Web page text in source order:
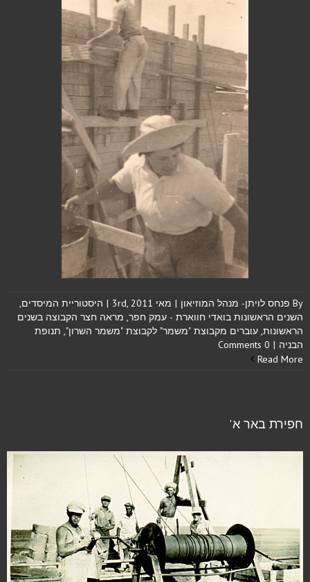
By פנחס לויתן- מנהל המוזיאון | מאי 3rd, 2011 | היסטוריית המיסדים,
השנים הראשונות בואדי חווארת - עמק חפר, מראה חצר הקבוצה בשנים
הראשונות, עוברים מקבוצת "משמר" לקבוצת "משמר השרון", תנופת
הבניה |
0 Comments
Read More
חפירת באר א'